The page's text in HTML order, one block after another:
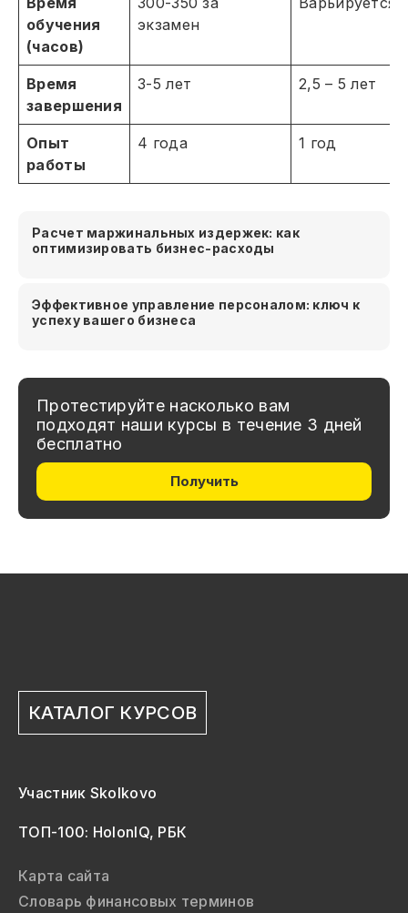
обучения
(часов)
экзамен
Время
завершения
3-5 лет 2,5 – 5 лет
Опыт
работы
4 года 1 год
Расчет маржинальных издержек: как
оптимизировать бизнес-расходы
Эффективное управление персоналом: ключ к
успеху вашего бизнеса
Протестируйте насколько вам
подходят наши курсы в течение 3 дней
бесплатно
Получить
КАТАЛОГ КУРСОВ
Участник Skolkovo
ТОП-100: HolonIQ, РБК
Карта сайта
Словарь финансовых терминов